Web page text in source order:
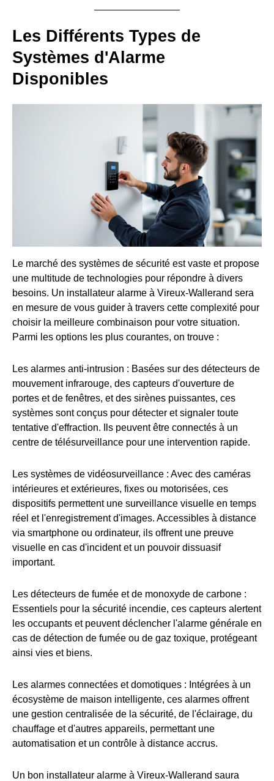
Les Différents Types de
Systèmes d'Alarme
Disponibles
Le marché des systèmes de sécurité est vaste et propose
une multitude de technologies pour répondre à divers
besoins. Un installateur alarme à Vireux-Wallerand sera
en mesure de vous guider à travers cette complexité pour
choisir la meilleure combinaison pour votre situation.
Parmi les options les plus courantes, on trouve :
Les alarmes anti-intrusion : Basées sur des détecteurs de
mouvement infrarouge, des capteurs d'ouverture de
portes et de fenêtres, et des sirènes puissantes, ces
systèmes sont conçus pour détecter et signaler toute
tentative d'effraction. Ils peuvent être connectés à un
centre de télésurveillance pour une intervention rapide.
Les systèmes de vidéosurveillance : Avec des caméras
intérieures et extérieures, fixes ou motorisées, ces
dispositifs permettent une surveillance visuelle en temps
réel et l'enregistrement d'images. Accessibles à distance
via smartphone ou ordinateur, ils offrent une preuve
visuelle en cas d'incident et un pouvoir dissuasif
important.
Les détecteurs de fumée et de monoxyde de carbone :
Essentiels pour la sécurité incendie, ces capteurs alertent
les occupants et peuvent déclencher l'alarme générale en
cas de détection de fumée ou de gaz toxique, protégeant
ainsi vies et biens.
Les alarmes connectées et domotiques : Intégrées à un
écosystème de maison intelligente, ces alarmes offrent
une gestion centralisée de la sécurité, de l'éclairage, du
chauffage et d'autres appareils, permettant une
automatisation et un contrôle à distance accrus.
Un bon installateur alarme à Vireux-Wallerand saura